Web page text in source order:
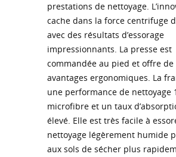
prestations de nettoyage.
cache dans la force centrifuge
avec des résultats d’essorage
impressionnants. La presse est
commandée au pied et offre
avantages ergonomiques. La
une performance de nettoyage
microfibre et un taux
élevé. Elle est très facile à
nettoyage légèrement humide
aux sols de sécher plus